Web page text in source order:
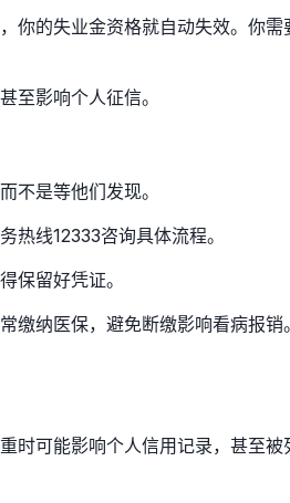
你的失业金资格就自动失效。你
至影响个人征信。
不是等他们发现。
线12333咨询具体流程。
保留好凭证。
纳医保，避免断缴影响看病报销。
可能影响个人信用记录，甚至被